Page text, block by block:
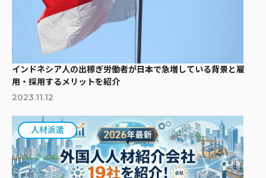
インドネシア人の出稼ぎ労働者が日本で急増している背景と雇
用・採用するメリットを紹介
2023.11.12
人材派遣